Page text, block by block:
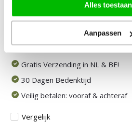
Alles toestaan
Aanpassen
Onze medewerker helpt je graag
vinden.
Stuur mail of bel 085-2007065
Door klanten beoordeeld met
Gratis Verzending in NL & BE!
30 Dagen Bedenktijd
Veilig betalen: vooraf & achteraf
Vergelijk